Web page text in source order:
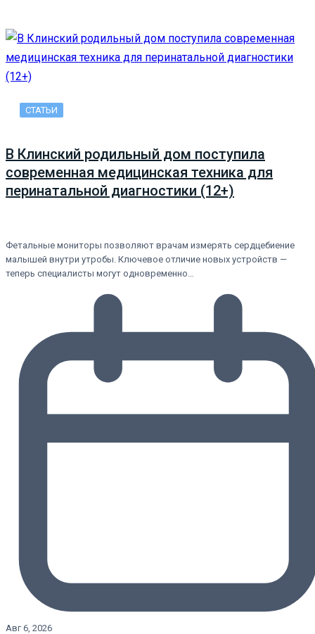
СТАТЬИ
В Клинский родильный дом поступила
современная медицинская техника для
перинатальной диагностики (12+)
Фетальные мониторы позволяют врачам измерять сердцебиение
малышей внутри утробы. Ключевое отличие новых устройств —
теперь специалисты могут одновременно…
Авг 6, 2026